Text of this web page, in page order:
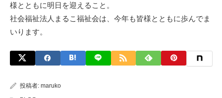
様とともに明日を迎えること。
社会福祉法人まるこ福祉会は、今年も皆様とともに歩んでま
いります。
投稿者: maruko